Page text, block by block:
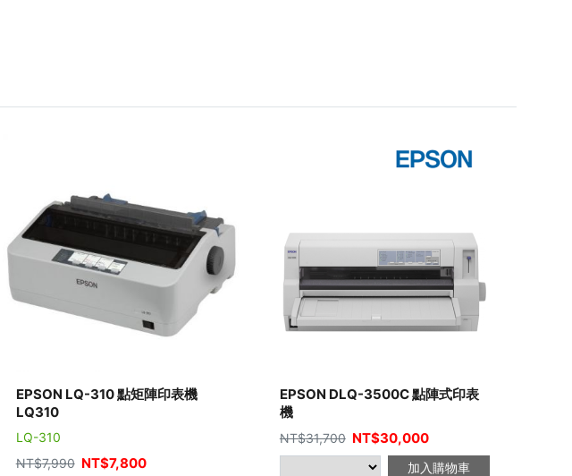
EPSON LQ-310 點矩陣印表機
LQ310
LQ-310
NT$7,990 NT$7,800
EPSON DLQ-3500C 點陣式印表
機
NT$31,700 NT$30,000
加入購物車